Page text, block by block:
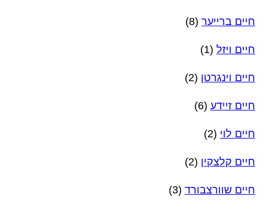
חיים ברייער (8)
חיים ויזל (1)
חיים וינגרטן (2)
חיים זיידע (6)
חיים לוי (2)
חיים קלצקין (2)
חיים שוורצבורד (3)